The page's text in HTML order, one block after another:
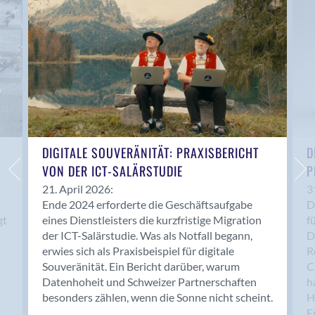
Anwil
Appenzell
Au SG
Baar
Baden
Balsthal
Balzers
Basel
Bassersdorf
Belp
Bendern
Benken (SG)
Bergdietikon
Berlin
Bern
Bern - Liebefeld
DIGITALE SOUVERÄNITÄT: PRAXISBERICHT
VON DER ICT-SALÄRSTUDIE
21. April 2026:
Ende 2024 erforderte die Geschäftsaufgabe
eines Dienstleisters die kurzfristige Migration
der ICT-Salärstudie. Was als Notfall begann,
erwies sich als Praxisbeispiel für digitale
Souveränität. Ein Bericht darüber, warum
Datenhoheit und Schweizer Partnerschaften
besonders zählen, wenn die Sonne nicht scheint.